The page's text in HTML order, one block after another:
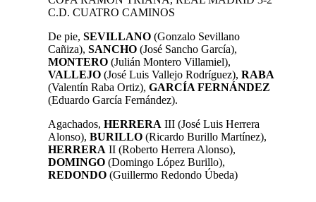
C.D. CUATRO CAMINOS
De pie, SEVILLANO (Gonzalo Sevillano
Cañiza), SANCHO (José Sancho García),
MONTERO (Julián Montero Villamiel),
VALLEJO (José Luis Vallejo Rodríguez), RABA
(Valentín Raba Ortiz), GARCÍA FERNÁNDEZ
(Eduardo García Fernández).
Agachados, HERRERA III (José Luis Herrera
Alonso), BURILLO (Ricardo Burillo Martínez),
HERRERA II (Roberto Herrera Alonso),
DOMINGO (Domingo López Burillo),
REDONDO (Guillermo Redondo Úbeda)